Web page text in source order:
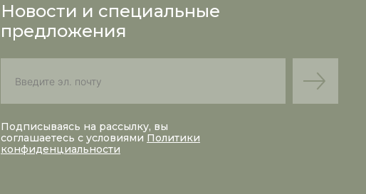
Новости и специальные
предложения
Подписываясь на рассылку, вы
соглашаетесь с условиями Политики
конфиденциальности